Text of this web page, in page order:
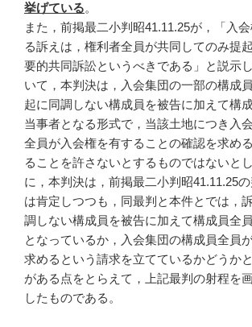
挙げている。
また，前掲最二小判昭41.11.25が，「入
る訴えは，権利者全員が共同してのみ提
要的共同訴訟というべきである」と説示
いて，本判決は，入会集団の一部の構成
起に同調しない構成員を被告に加えて構
当事者となる形式で，当該土地につき入
全員が入会権を有することの確認を求め
ることを許さないとするものではないと
に，本判決は，前掲最二小判昭41.11.25
は肯定しつつも，同最判と本件とでは，
調しない構成員を被告に加えて構成員全
となっているか，入会集団の構成員全員
求めるという請求を立てているかどうか
がある点をとらえて，上記最判の射程を
したものである。